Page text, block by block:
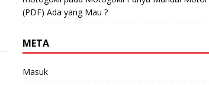
(PDF) Ada yang Mau ?
META
Masuk